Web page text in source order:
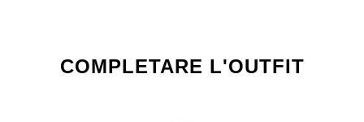
Salta la galleria dei prodotti
COMPLETARE L'OUTFIT